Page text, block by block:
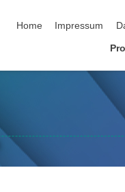
Home
Impressum